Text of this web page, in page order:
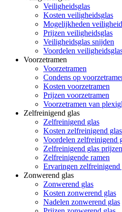
Veiligheidsglas
Kosten veiligheidsglas
Mogelijkheden
Prijzen veiligheidsglas
Veiligheidsglas snijden
Voordelen
Voorzetramen
Voorzetramen
Condens op
Kosten voorzetramen
Prijzen voorzetramen
Voorzetramen van
Zelfreinigend glas
Zelfreinigend glas
Kosten zelfreinigend glas
Voordelen zelfreinigend
Zelfreinigend glas prijzen
Zelfreinigende ramen
Ervaringen zelfreinigend
Zonwerend glas
Zonwerend glas
Kosten zonwerend glas
Nadelen zonwerend glas